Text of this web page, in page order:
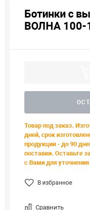
Ботинки с
ВОЛНА 100-
Товар под заказ.
дней, срок
продукции - до 90
поставки. Оставьте
с Вами для
В избранное
Сравнить